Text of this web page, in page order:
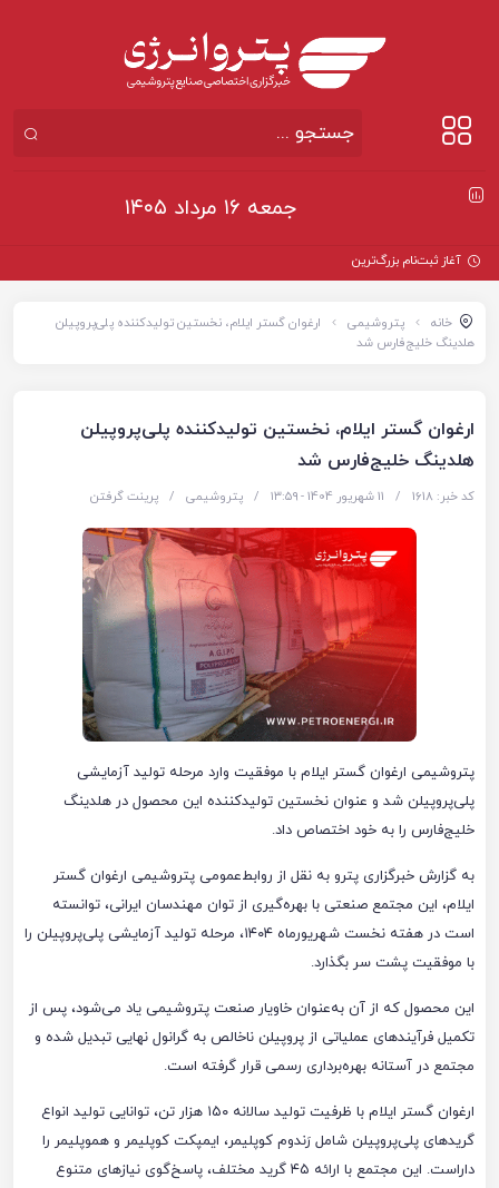
جمعه ۱۶ مرداد ۱۴۰۵
آغاز ثبت‌نام بزرگ‌ترین پروژه مسکن
خانه پتروشیمی
ارغوان گستر ایلام، نخستین تولیدکننده پلی‌پروپیلن
هلدینگ خلیج‌فارس شد
ارغوان گستر ایلام، نخستین تولیدکننده پلی‌پروپیلن
هلدینگ خلیج‌فارس شد
کد خبر: 1618 / 11 شهریور 1404 - ۱۳:۵۹ / پتروشیمی / پرینت گرفتن
پتروشیمی ارغوان گستر ایلام با موفقیت وارد مرحله تولید آزمایشی
پلی‌پروپیلن شد و عنوان نخستین تولیدکننده این محصول در هلدینگ
خلیج‌فارس را به خود اختصاص داد.
به گزارش خبرگزاری پترو به نقل از روابط‌عمومی پتروشیمی ارغوان گستر
ایلام، این مجتمع صنعتی با بهره‌گیری از توان مهندسان ایرانی، توانسته
است در هفته نخست شهریورماه ۱۴۰۴، مرحله تولید آزمایشی پلی‌پروپیلن را
با موفقیت پشت سر بگذارد.
این محصول که از آن به‌عنوان خاویار صنعت پتروشیمی یاد می‌شود، پس از
تکمیل فرآیندهای عملیاتی از پروپیلن ناخالص به گرانول نهایی تبدیل شده و
مجتمع در آستانه بهره‌برداری رسمی قرار گرفته است.
ارغوان گستر ایلام با ظرفیت تولید سالانه ۱۵۰ هزار تن، توانایی تولید انواع
گریدهای پلی‌پروپیلن شامل رَندوم کوپلیمر، ایمپکت کوپلیمر و هموپلیمر را
داراست. این مجتمع با ارائه ۴۵ گرید مختلف، پاسخ‌گوی نیازهای متنوع